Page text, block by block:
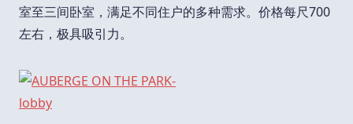
室至三间卧室，满足不同住户的多种需求。价格每尺700
左右，极具吸引力。